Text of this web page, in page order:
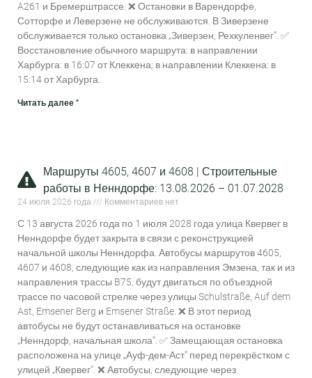
A261 и Бремерштрассе. ❌ Остановки в Варендорфе,
Сотторфе и Леверзене не обслуживаются. В Зиверзене
обслуживается только остановка „Зиверзен, Рехкуленвег“. ✅
Восстановление обычного маршрута: в направлении
Харбурга: в 16:07 от Клеккена; в направлении Клеккена: в
15:14 от Харбурга.
Читать далее "
Маршруты 4605, 4607 и 4608 | Строительные
работы в Ненндорфе: 13.08.2026 – 01.07.2028
24 июля 2026 года Комментариев нет
С 13 августа 2026 года по 1 июля 2028 года улица Квервег в
Ненндорфе будет закрыта в связи с реконструкцией
начальной школы Ненндорфа. Автобусы маршрутов 4605,
4607 и 4608, следующие как из направления Эмзена, так и из
направления трассы B75, будут двигаться по объездной
трассе по часовой стрелке через улицы Schulstraße, Auf dem
Ast, Emsener Berg и Emsener Straße. ❌ В этот период
автобусы не будут останавливаться на остановке
„Ненндорф, начальная школа“. ✅ Замещающая остановка
расположена на улице „Ауф-дем-Аст“ перед перекрёстком с
улицей „Квервег“. ❌ Автобусы, следующие через